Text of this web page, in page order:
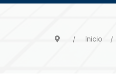
Inicio